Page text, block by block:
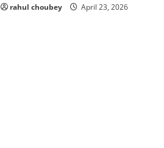
rahul choubey April 23, 2026